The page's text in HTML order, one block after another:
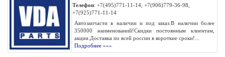
Телефон: +7(495)771-11-14, +7(906)779-36-98,
+7(925)771-11-14
Автозапчасти в наличии и под заказ.В наличии более
350000 наименований!Скидки постоянным клиентам,
акции.Доставка по всей россии в короткие сроки!...
Подробнее »»»